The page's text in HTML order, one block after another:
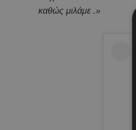
καθώς μιλάμε .»